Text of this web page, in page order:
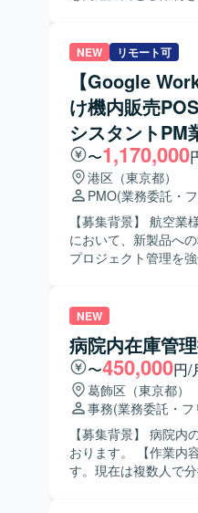
ンダー折衝やスケジ
経験を積むことがで
は、その後の大規模案
境】 LDAPを中心と
Microsoft Entra ID な
環境です。
握、ユーザーストー
理を行い、サービス
していただきます。
プ、インタラクティ
テークホルダーと仕
気通貫で推進してい
通じて自社サービス
動作確認や受入テスト
る人物像】 素直で誠
する姿勢をお持ちの
り組み、成果にこだ
望ましいです。チー
恐れず前向きにチャ
ます。 【ポジションの魅力】 モダンなWeb開発チームの一員とし
て、新規プロダクト
を用いたSpec Driven
で経験できる環境で
態にかかわらず設計
組織で裁量高く働い
と、開発とスキルア
上に寄与できるポジションです。 【開発
Reactおよび
TypeScriptで構成され
NEW リモート可
【Google
け機内販売
シスタントPM
〜1,170,000
港区（東京都）
PMO(業務委託・
【募集背景】 航空業
において、新製品へ
プロジェクト管理を強化す
ジェクト管理をご担
れた要件をもとに、
作成いたします。 モ
略チーム向け引継ぎ
し、要件一覧および
ステムアーキテクチ
種決済シナリオを整
ロールバック、クレ
を作成いたします。
移行時の課題および
NEW
病院内在庫管
〜450,000円/
葛飾区（東京都）
事務(業務委託・
【募集背景】 病院
おります。 【作業内容】 病院にて在庫管理業務を行っていただきま
す。現在は複数人で